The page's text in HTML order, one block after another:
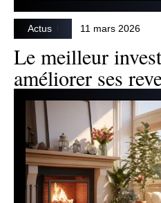
Actus 11 mars 2026
Le meilleur
améliorer ses